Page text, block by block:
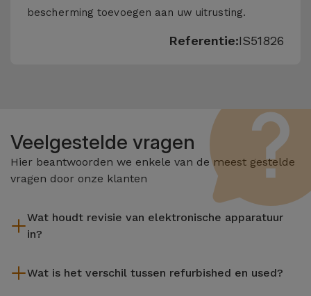
bescherming toevoegen aan uw uitrusting.
Referentie:IS51826
Veelgestelde vragen
Hier beantwoorden we enkele van de meest gestelde
vragen door onze klanten
Wat houdt revisie van elektronische apparatuur
in?
reiniging, en niet te vergeten het repareren van elk defect
Wat is het verschil tussen refurbished en used?